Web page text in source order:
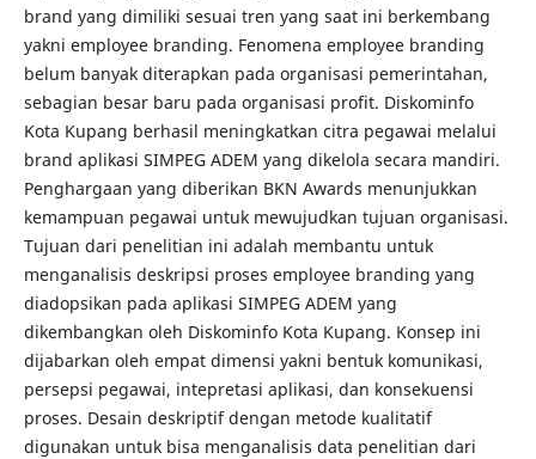
brand yang dimiliki sesuai tren yang saat ini berkembang
yakni employee branding. Fenomena employee branding
belum banyak diterapkan pada organisasi pemerintahan,
sebagian besar baru pada organisasi profit. Diskominfo
Kota Kupang berhasil meningkatkan citra pegawai melalui
brand aplikasi SIMPEG ADEM yang dikelola secara mandiri.
Penghargaan yang diberikan BKN Awards menunjukkan
kemampuan pegawai untuk mewujudkan tujuan organisasi.
Tujuan dari penelitian ini adalah membantu untuk
menganalisis deskripsi proses employee branding yang
diadopsikan pada aplikasi SIMPEG ADEM yang
dikembangkan oleh Diskominfo Kota Kupang. Konsep ini
dijabarkan oleh empat dimensi yakni bentuk komunikasi,
persepsi pegawai, intepretasi aplikasi, dan konsekuensi
proses. Desain deskriptif dengan metode kualitatif
digunakan untuk bisa menganalisis data penelitian dari